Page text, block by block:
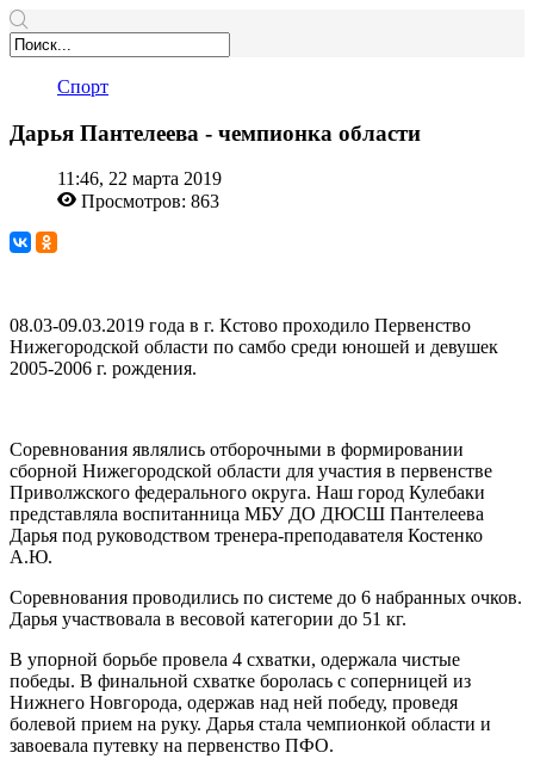
Спорт
Дарья Пантелеева - чемпионка области
11:46, 22 марта 2019
Просмотров: 863
08.03-09.03.2019 года в г. Кстово проходило Первенство
Нижегородской области по самбо среди юношей и девушек
2005-2006 г. рождения.
Соревнования являлись отборочными в формировании
сборной Нижегородской области для участия в первенстве
Приволжского федерального округа. Наш город Кулебаки
представляла воспитанница МБУ ДО ДЮСШ Пантелеева
Дарья под руководством тренера-преподавателя Костенко
А.Ю.
Соревнования проводились по системе до 6 набранных очков.
Дарья участвовала в весовой категории до 51 кг.
В упорной борьбе провела 4 схватки, одержала чистые
победы. В финальной схватке боролась с соперницей из
Нижнего Новгорода, одержав над ней победу, проведя
болевой прием на руку. Дарья стала чемпионкой области и
завоевала путевку на первенство ПФО.